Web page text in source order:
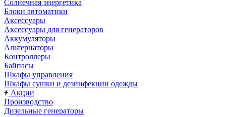
Солнечная энергетика
Блоки автоматики
Аксессуары
Аксессуары для генераторов
Аккумуляторы
Альтернаторы
Контроллеры
Байпасы
Шкафы управления
Шкафы сушки и дезинфекции одежды
Акции
Производство
Дизельные генераторы